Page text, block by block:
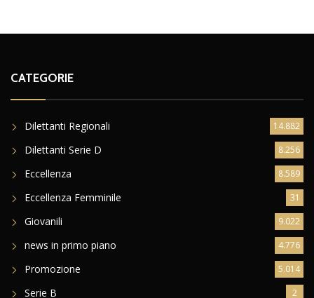
CATEGORIE
Dilettanti Regionali 14.882
Dilettanti Serie D 8.256
Eccellenza 8.589
Eccellenza Femminile 31
Giovanili 9.022
news in primo piano 4.776
Promozione 5.014
Serie B 2